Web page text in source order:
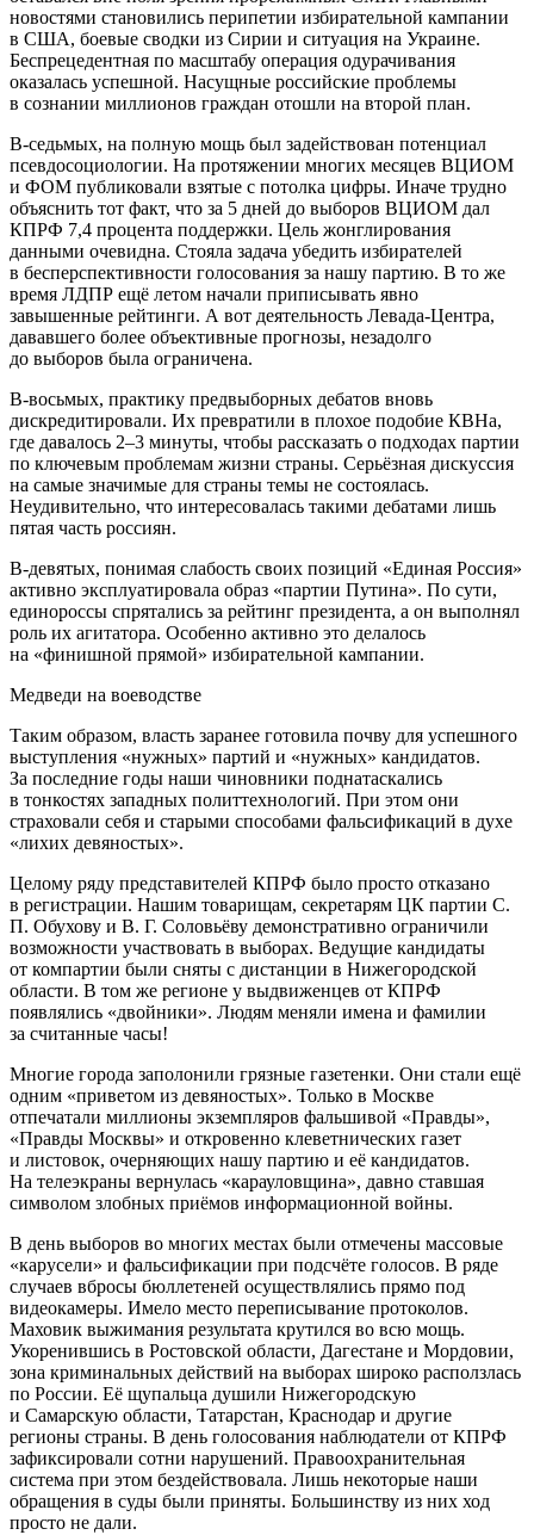
новостями становились перипетии избирательной кампании
в США, боевые сводки из Сирии и ситуация на Украине.
Беспрецедентная по масштабу операция одурачивания
оказалась успешной. Насущные российские проблемы
в сознании миллионов граждан отошли на второй план.
В-седьмых, на полную мощь был задействован потенциал
псевдосоциологии. На протяжении многих месяцев ВЦИОМ
и ФОМ публиковали взятые с потолка цифры. Иначе трудно
объяснить тот факт, что за 5 дней до выборов ВЦИОМ дал
КПРФ 7,4 процента поддержки. Цель жонглирования
данными очевидна. Стояла задача убедить избирателей
в бесперспективности голосования за нашу партию. В то же
время ЛДПР ещё летом начали приписывать явно
завышенные рейтинги. А вот деятельность Левада-Центра,
дававшего более объективные прогнозы, незадолго
до выборов была ограничена.
В-восьмых, практику предвыборных дебатов вновь
дискредитировали. Их превратили в плохое подобие КВНа,
где давалось 2–3 минуты, чтобы рассказать о подходах партии
по ключевым проблемам жизни страны. Серьёзная дискуссия
на самые значимые для страны темы не состоялась.
Неудивительно, что интересовалась такими дебатами лишь
пятая часть россиян.
В-девятых, понимая слабость своих позиций «Единая Россия»
активно эксплуатировала образ «партии Путина». По сути,
единороссы спрятались за рейтинг президента, а он выполнял
роль их агитатора. Особенно активно это делалось
на «финишной прямой» избирательной кампании.
Медведи на воеводстве
Таким образом, власть заранее готовила почву для успешного
выступления «нужных» партий и «нужных» кандидатов.
За последние годы наши чиновники поднатаскались
в тонкостях западных политтехнологий. При этом они
страховали себя и старыми способами фальсификаций в духе
«лихих девяностых».
Целому ряду представителей КПРФ было просто отказано
в регистрации. Нашим товарищам, секретарям ЦК партии С.
П. Обухову и В. Г. Соловьёву демонстративно ограничили
возможности участвовать в выборах. Ведущие кандидаты
от компартии были сняты с дистанции в Нижегородской
области. В том же регионе у выдвиженцев от КПРФ
появлялись «двойники». Людям меняли имена и фамилии
за считанные часы!
Многие города заполонили грязные газетенки. Они стали ещё
одним «приветом из девяностых». Только в Москве
отпечатали миллионы экземпляров фальшивой «Правды»,
«Правды Москвы» и откровенно клеветнических газет
и листовок, очерняющих нашу партию и её кандидатов.
На телеэкраны вернулась «карауловщина», давно ставшая
символом злобных приёмов информационной войны.
В день выборов во многих местах были отмечены массовые
«карусели» и фальсификации при подсчёте голосов. В ряде
случаев вбросы бюллетеней осуществлялись прямо под
видеокамеры. Имело место переписывание протоколов.
Маховик выжимания результата крутился во всю мощь.
Укоренившись в Ростовской области, Дагестане и Мордовии,
зона криминальных действий на выборах широко расползлась
по России. Её щупальца душили Нижегородскую
и Самарскую области, Татарстан, Краснодар и другие
регионы страны. В день голосования наблюдатели от КПРФ
зафиксировали сотни нарушений. Правоохранительная
система при этом бездействовала. Лишь некоторые наши
обращения в суды были приняты. Большинству из них ход
просто не дали.